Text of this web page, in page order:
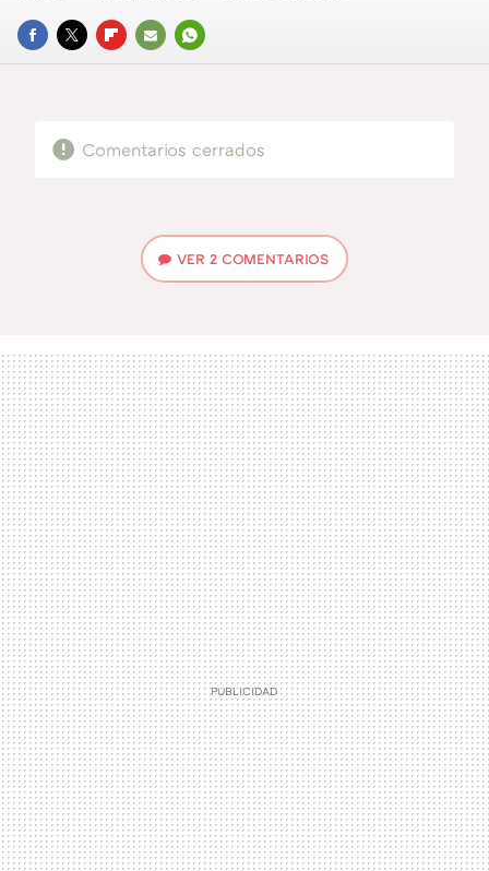
FACEBOOK
TWITTERFLIPBOARD
E-
WHATSAPP
Comentarios cerrados
VER2 COMENTARIOS